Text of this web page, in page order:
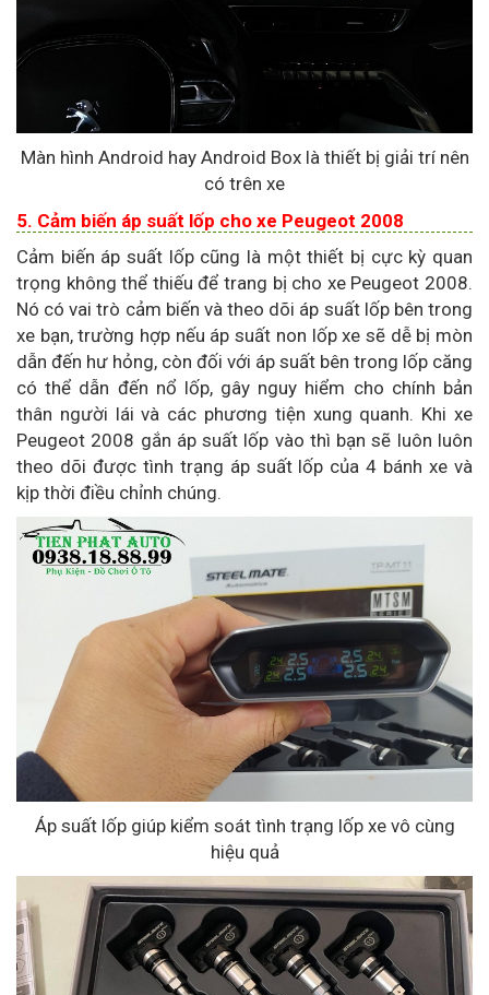
Màn hình Android hay Android Box là thiết bị giải trí nên
có trên xe
5. Cảm biến áp suất lốp cho xe Peugeot 2008
Cảm biến áp suất lốp cũng là một thiết bị cực kỳ quan
trọng không thể thiếu để trang bị cho xe Peugeot 2008.
Nó có vai trò cảm biến và theo dõi áp suất lốp bên trong
xe bạn, trường hợp nếu áp suất non lốp xe sẽ dễ bị mòn
dẫn đến hư hỏng, còn đối với áp suất bên trong lốp căng
có thể dẫn đến nổ lốp, gây nguy hiểm cho chính bản
thân người lái và các phương tiện xung quanh. Khi xe
Peugeot 2008 gắn áp suất lốp vào thì bạn sẽ luôn luôn
theo dõi được tình trạng áp suất lốp của 4 bánh xe và
kịp thời điều chỉnh chúng.
Áp suất lốp giúp kiểm soát tình trạng lốp xe vô cùng
hiệu quả